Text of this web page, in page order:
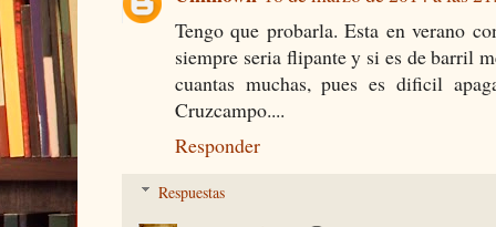
Tengo que probarla. Esta en verano
siempre seria flipante y si es de barril
cuantas muchas, pues es dificil
Cruzcampo....
Responder
Respuestas